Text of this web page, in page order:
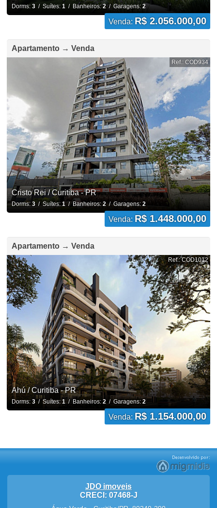
Dorms: 3/ Suítes: 1/ Banheiros:2/ Garagens: 2
Venda: R$ 2.056.000,00
Apartamento → Venda
Ref.: COD934
Cristo Rei / Curitiba - PR
Dorms: 3/ Suítes:1/ Banheiros:2/ Garagens: 2
Venda: R$ 1.448.000,00
Apartamento → Venda
Ref.: COD1012
Ahú / Curitiba - PR
Dorms: 3/ Suítes: 1/ Banheiros: 2/ Garagens: 2
Venda: R$ 1.154.000,00
JDO imoveis
CRECI: 07468-J